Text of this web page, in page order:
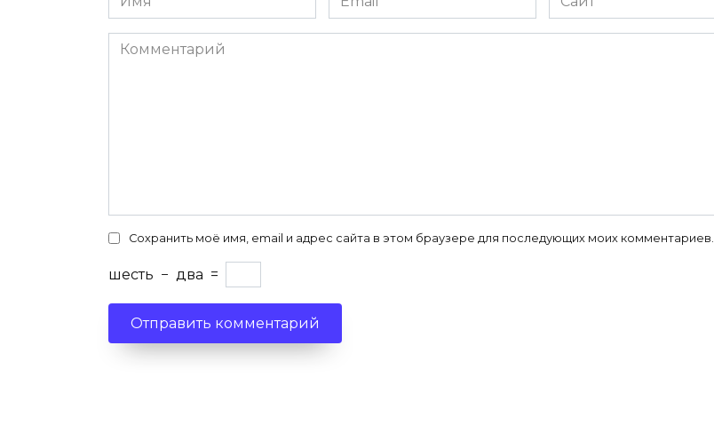
*
*
Комментарий
Сохранить моё имя, email и адрес сайта в этом браузере для последующих моих комментариев.
шесть − два =